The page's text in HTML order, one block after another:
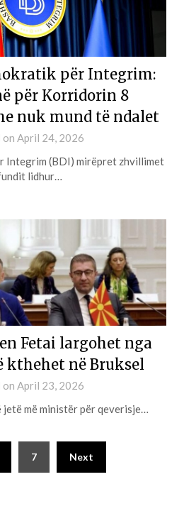
për Integrim:
për Korridorin 8
nuk mund të ndalet
on April 24, 2026
Integrim (BDI) mirëpret zhvillimet
lidhur…
Fetai largohet nga
kthehet në Bruksel
on April 23, 2026
jetë më ministër për qeverisje…
7 Next